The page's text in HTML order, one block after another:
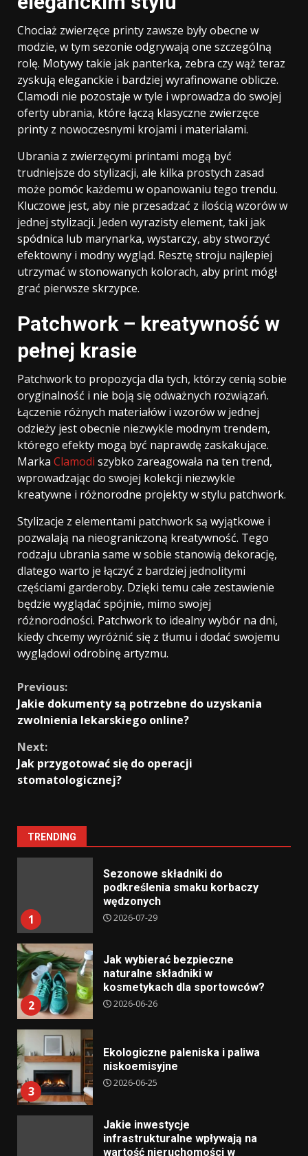
Chociaż zwierzęce printy zawsze były obecne w
modzie, w tym sezonie odgrywają one szczególną
rolę. Motywy takie jak panterka, zebra czy wąż teraz
zyskują eleganckie i bardziej wyrafinowane oblicze.
Clamodi nie pozostaje w tyle i wprowadza do swojej
oferty ubrania, które łączą klasyczne zwierzęce
printy z nowoczesnymi krojami i materiałami.
Ubrania z zwierzęcymi printami mogą być
trudniejsze do stylizacji, ale kilka prostych zasad
może pomóc każdemu w opanowaniu tego trendu.
Kluczowe jest, aby nie przesadzać z ilością wzorów w
jednej stylizacji. Jeden wyrazisty element, taki jak
spódnica lub marynarka, wystarczy, aby stworzyć
efektowny i modny wygląd. Resztę stroju najlepiej
utrzymać w stonowanych kolorach, aby print mógł
grać pierwsze skrzypce.
Patchwork – kreatywność w
pełnej krasie
Patchwork to propozycja dla tych, którzy cenią sobie
oryginalność i nie boją się odważnych rozwiązań.
Łączenie różnych materiałów i wzorów w jednej
odzieży jest obecnie niezwykle modnym trendem,
którego efekty mogą być naprawdę zaskakujące.
Marka Clamodi szybko zareagowała na ten trend,
wprowadzając do swojej kolekcji niezwykle
kreatywne i różnorodne projekty w stylu patchwork.
Stylizacje z elementami patchwork są wyjątkowe i
pozwalają na nieograniczoną kreatywność. Tego
rodzaju ubrania same w sobie stanowią dekorację,
dlatego warto je łączyć z bardziej jednolitymi
częściami garderoby. Dzięki temu całe zestawienie
będzie wyglądać spójnie, mimo swojej
różnorodności. Patchwork to idealny wybór na dni,
kiedy chcemy wyróżnić się z tłumu i dodać swojemu
wyglądowi odrobinę artyzmu.
Continue
Reading
Previous:
Jakie dokumenty są potrzebne do uzyskania
zwolnienia lekarskiego online?
Next:
Jak przygotować się do operacji
stomatologicznej?
TRENDING
1
Sezonowe składniki do
podkreślenia smaku korbaczy
wędzonych
2026-07-29
2
Jak wybierać bezpieczne
naturalne składniki w
kosmetykach dla sportowców?
2026-06-26
3
Ekologiczne paleniska i paliwa
niskoemisyjne
2026-06-25
Jakie inwestycje
infrastrukturalne wpływają na
wartość nieruchomości w